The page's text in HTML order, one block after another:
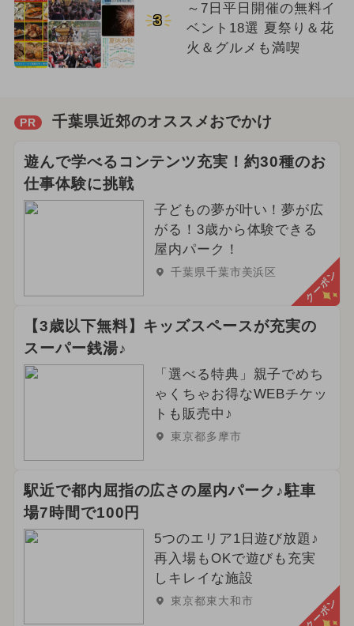
3
～7日平日開催の無料イ
ベント18選 夏祭り＆花
火＆グルメも満喫
PR 千葉県近郊のオススメおでかけ
遊んで学べるコンテンツ充実！約30種のお
仕事体験に挑戦
子どもの夢が叶い！夢が広
がる！3歳から体験できる
屋内パーク！
千葉県千葉市美浜区 クーポン
【3歳以下無料】キッズスペースが充実の
スーパー銭湯♪
「選べる特典」親子でめち
ゃくちゃお得なWEBチケッ
トも販売中♪
東京都多摩市
駅近で都内屈指の広さの屋内パーク♪駐車
場7時間で100円
5つのエリア1日遊び放題♪
再入場もOKで遊びも充実
しキレイな施設
東京都東大和市 クーポン